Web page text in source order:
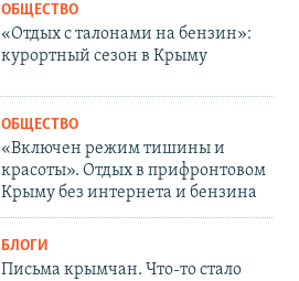
ОБЩЕСТВО
«Отдых с талонами на бензин»:
курортный сезон в Крыму
ОБЩЕСТВО
«Включен режим тишины и
красоты». Отдых в прифронтовом
Крыму без интернета и бензина
БЛОГИ
Письма крымчан. Что-то стало